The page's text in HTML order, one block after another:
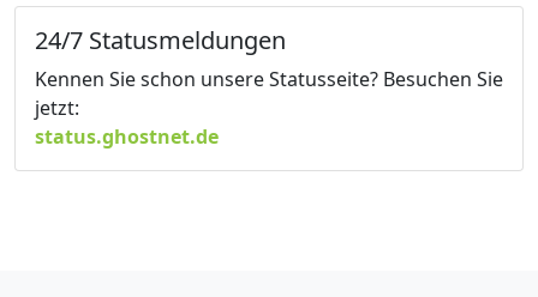
24/7 Statusmeldungen
Kennen Sie schon unsere Statusseite? Besuchen Sie
jetzt:
status.ghostnet.de